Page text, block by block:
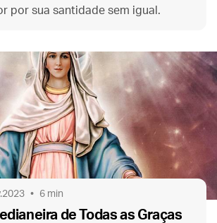
por sua santidade sem igual.
6 min
de Todas as Graças